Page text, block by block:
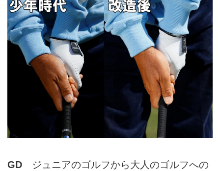
GD ジュニアのゴルフから大人のゴルフへの